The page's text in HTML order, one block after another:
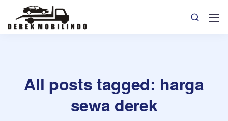
All posts tagged: harga
sewa derek